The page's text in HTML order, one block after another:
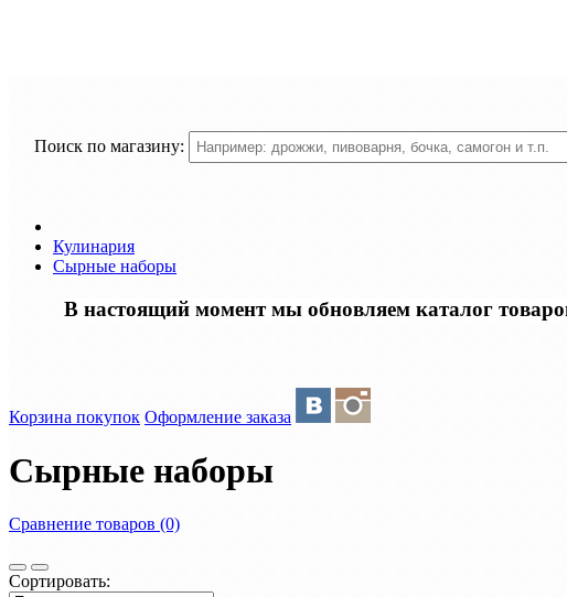
Поиск по магазину:
Кулинария
Сырные наборы
В настоящий момент мы обновляем каталог
Корзина покупок Оформление заказа
Сырные наборы
Сравнение товаров (0)
Сортировать: